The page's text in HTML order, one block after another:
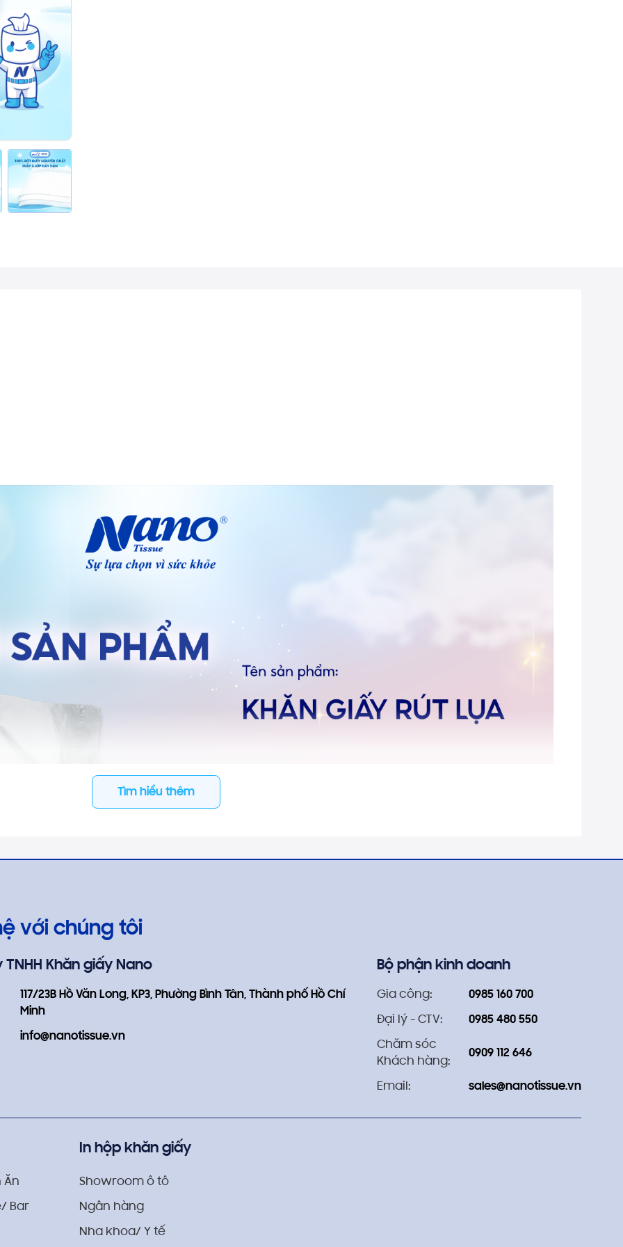
Tìm hiểu thêm
với chúng tôi
Khăn giấy Nano
117/23B Hồ Văn Long, KP3, Phường Bình Tân, Thành phố Hồ Chí
Minh
info@nanotissue.vn
Bộ phận kinh doanh
Gia công:
0985 160 700
Đại lý - CTV:
0985 480 550
Chăm sóc
Khách hàng:
0909 112 646
Email: sales@nanotissue.vn
Ăn
Bar
In hộp khăn giấy
Showroom ô tô
Ngân hàng
Nha khoa/ Y tế